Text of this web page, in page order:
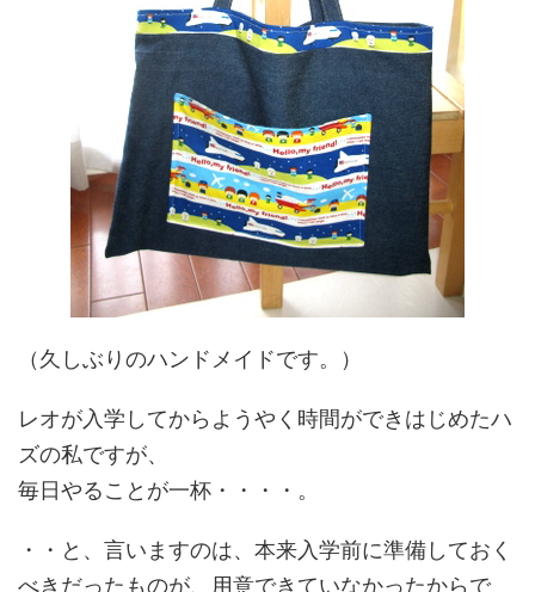
（久しぶりのハンドメイドです。）
レオが入学してからようやく時間ができはじめたハ
ズの私ですが、
毎日やることが一杯・・・・。
・・と、言いますのは、本来入学前に準備しておく
べきだったものが、用意できていなかったからで